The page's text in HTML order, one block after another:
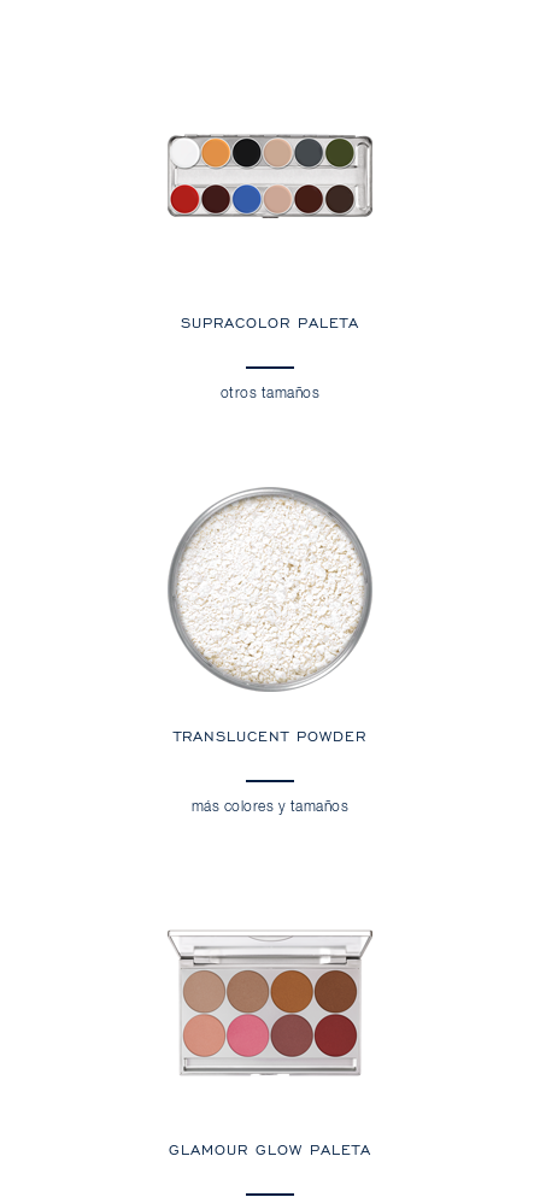
SUPRACOLOR PALETA
otros tamaños
TRANSLUCENT POWDER
más colores y tamaños
GLAMOUR GLOW PALETA